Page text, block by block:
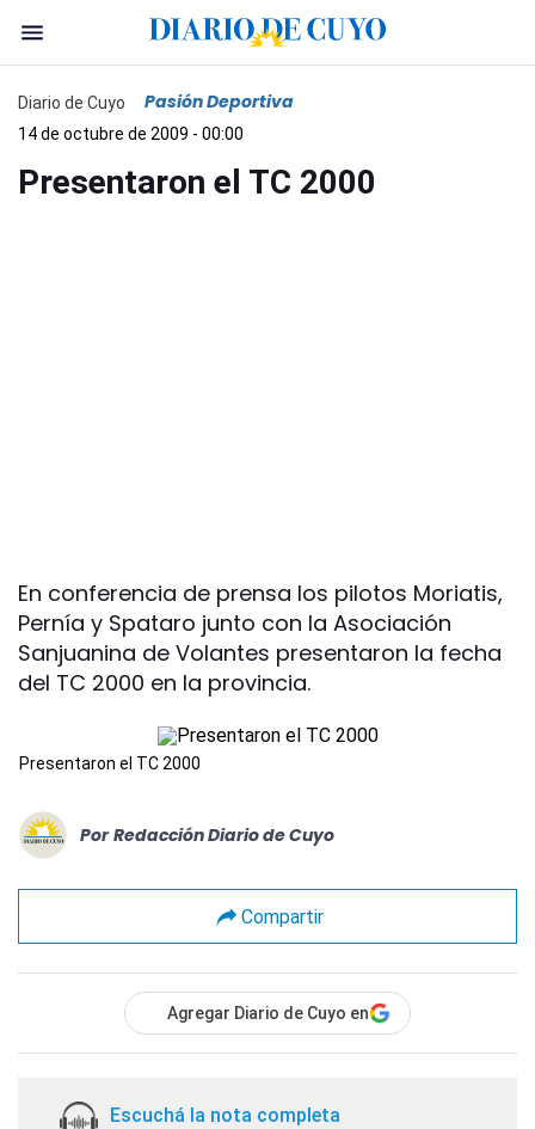
Diario de Cuyo Pasión Deportiva
14 de octubre de 2009 - 00:00
Presentaron el TC 2000
En conferencia de prensa los pilotos Moriatis,
Pernía y Spataro junto con la Asociación
Sanjuanina de Volantes presentaron la fecha
del TC 2000 en la provincia.
Presentaron el TC 2000
Por Redacción Diario de Cuyo
Compartir
Agregar Diario de Cuyo en
Escuchá la nota completa